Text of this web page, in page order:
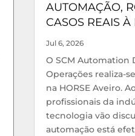
AUTOMAÇÃO,
CASOS REAIS
Jul 6, 2026
O SCM Automation
Operações realiza-
na HORSE Aveiro.
profissionais da
tecnologia vão
automação está